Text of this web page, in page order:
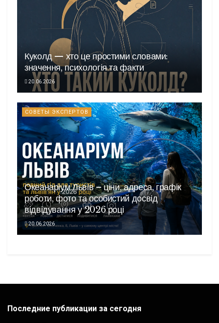
Куколд — хто це простими словами:
значення, психологія та факти
20.06.2026
СОВЕТЫ ЭКСПЕРТОВ
Океанаріум Львів – ціни, адреса, графік
роботи, фото та особистий досвід
відвідування у 2026 році
20.06.2026
Последние публикации за сегодня